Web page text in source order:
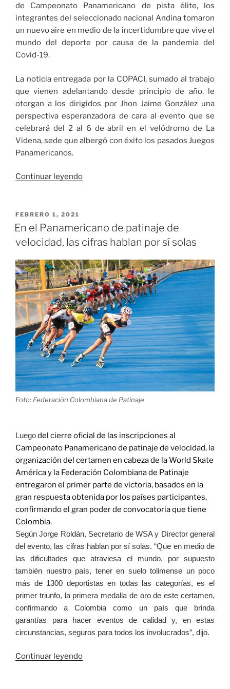
de Campeonato Panamericano de pista élite, los
integrantes del seleccionado nacional Andina tomaron
un nuevo aire en medio de la incertidumbre que vive el
mundo del deporte por causa de la pandemia del
Covid-19.
La noticia entregada por la COPACI, sumado al trabajo
que vienen adelantando desde principio de año, le
otorgan a los dirigidos por Jhon Jaime González una
perspectiva esperanzadora de cara al evento que se
celebrará del 2 al 6 de abril en el velódromo de La
Videna, sede que albergó con éxito los pasados Juegos
Panamericanos.
Continuar leyendo«Selección
su
preparación
miras
al
Panamericano
Lima
2021»
PUBLICADO
EL
FEBRERO 1, 2021
En el Panamericano de patinaje de
velocidad, las cifras hablan por sí solas
Foto: Federación Colombiana de Patinaje
Luegodel cierre oficial de las inscripciones al
Campeonato Panamericano de patinaje de velocidad, la
organización del certamen en cabeza de la World Skate
América y la Federación Colombiana de Patinaje
entregaron el primer parte de victoria, basados en la
gran respuesta obtenida por los países participantes,
confirmando el gran poder de convocatoria que tiene
Colombia.
Según Jorge Roldán, Secretario de WSA y Director general
del evento, las cifras hablan por sí solas. “Que en medio de
las dificultades que atraviesa el mundo, por supuesto
también nuestro país, tener en suelo tolimense un poco
más de 1300 deportistas en todas las categorías, es el
primer triunfo, la primera medalla de oro de este certamen,
confirmando a Colombia como un país que brinda
garantías para hacer eventos de calidad y, en estas
circunstancias, seguros para todos los involucrados”, dijo.
Continuar leyendo«En